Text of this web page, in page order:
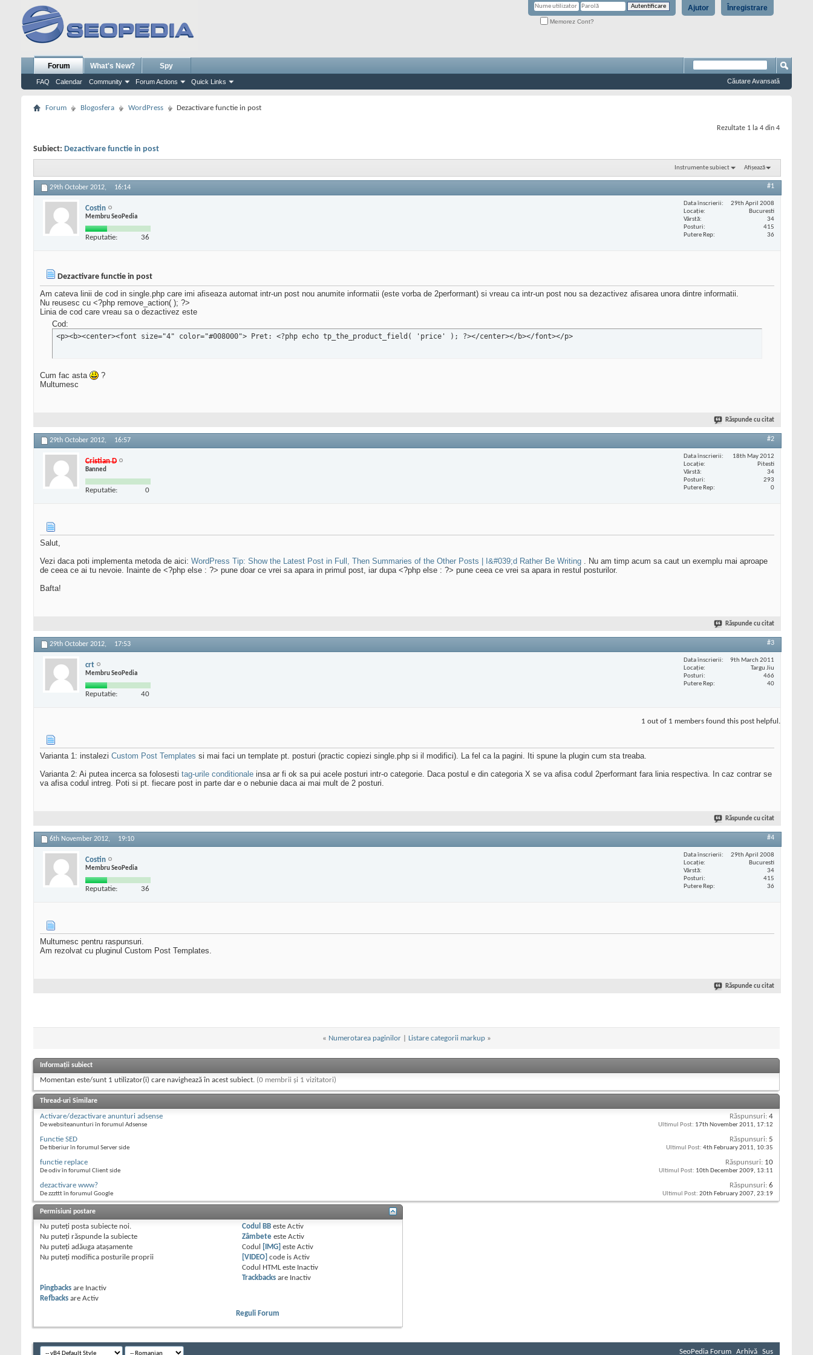
Înregistrare
Ajutor
Memorez Cont?
Forum
FAQ Calendar Community Forum Actions Quick Links
What's New? Spy
Căutare Avansată
Forum Blogosfera WordPress Dezactivare functie in post
Rezultate 1 la 4 din 4
Subiect: Dezactivare functie in post
Instrumente subiect Afișează
29th October 2012, 16:14 #1
Costin
Membru SeoPedia
Reputatie: 36
Data înscrierii
29th April 2008
Locaţie
Bucuresti
Vârstă
34
Posturi
415
Putere Rep
36
Dezactivare functie in post
Am cateva linii de cod in single.php care imi afiseaza automat intr-un post nou anumite informatii (este vorba de 2performant) si vreau ca intr-un post nou sa dezactivez afisarea unora dintre informatii.
Nu reusesc cu <?php remove_action( ); ?>
Linia de cod care vreau sa o dezactivez este
Cod:
<p><b><center><font size="4" color="#008000"> Pret: <?php echo tp_the_product_field( 'price' ); ?></center></b></font></p>
Cum fac asta
?
Multumesc
Răspunde cu citat
29th October 2012, 16:57 #2
Cristian D
Banned
Reputatie: 0
Data înscrierii
18th May 2012
Locaţie
Pitesti
Vârstă
34
Posturi
293
Putere Rep
0
Salut,
Vezi daca poti implementa metoda de aici: WordPress Tip: Show the Latest Post in Full, Then Summaries of the Other Posts | I&#039;d Rather Be Writing . Nu am timp acum sa caut un exemplu mai aproape
de ceea ce ai tu nevoie. Inainte de <?php else : ?> pune doar ce vrei sa apara in primul post, iar dupa <?php else : ?> pune ceea ce vrei sa apara in restul posturilor.
Bafta!
Răspunde cu citat
29th October 2012, 17:53 #3
crt
Membru SeoPedia
Reputatie: 40
Data înscrierii
9th March 2011
Locaţie
Targu Jiu
Posturi
466
Putere Rep
40
1 out of 1 members found this post helpful.
Varianta 1: instalezi Custom Post Templates si mai faci un template pt. posturi (practic copiezi single.php si il modifici). La fel ca la pagini. Iti spune la plugin cum sta treaba.
Varianta 2: Ai putea incerca sa folosesti tag-urile conditionale insa ar fi ok sa pui acele posturi intr-o categorie. Daca postul e din categoria X se va afisa codul 2performant fara linia respectiva. In caz contrar se
va afisa codul intreg. Poti si pt. fiecare post in parte dar e o nebunie daca ai mai mult de 2 posturi.
Răspunde cu citat
6th November 2012, 19:10 #4
Costin
Membru SeoPedia
Reputatie: 36
Data înscrierii
29th April 2008
Locaţie
Bucuresti
Vârstă
34
Posturi
415
Putere Rep
36
Multumesc pentru raspunsuri.
Am rezolvat cu pluginul Custom Post Templates.
Răspunde cu citat
« Numerotarea paginilor| Listare categorii markup »
Informații subiect
Momentan este/sunt 1 utilizator(i) care navighează în acest subiect. (0 membrii și 1 vizitatori)
Thread-uri Similare
Activare/dezactivare anunturi adsense
De websiteanunturi în forumul Adsense
Răspunsuri: 4
Ultimul Post: 17th November 2011, 17:12
Functie SED
De tiberiur în forumul Server side
Răspunsuri: 5
Ultimul Post: 4th February 2011, 10:35
functie replace
De odiv în forumul Client side
Răspunsuri: 10
Ultimul Post: 10th December 2009, 13:11
dezactivare www?
De zzzttt în forumul Google
Răspunsuri: 6
Ultimul Post: 20th February 2007, 23:19
Permisiuni postare
Nu puteţi posta subiecte noi.
Nu puteţi răspunde la subiecte
Nu puteţi adăuga ataşamente
Nu puteţi modifica posturile proprii
Codul BB esteActiv
Zâmbete esteActiv
Codul
[IMG] esteActiv
[VIDEO] code isActiv
Codul HTML este Inactiv
Trackbacks are Inactiv
Pingbacks are Inactiv
Refbacks are Activ
Reguli Forum
SeoPedia Forum Arhivă Sus